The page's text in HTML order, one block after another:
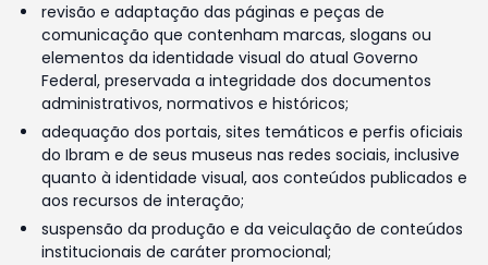
revisão e adaptação das páginas e peças de
comunicação que contenham marcas, slogans ou
elementos da identidade visual do atual Governo
Federal, preservada a integridade dos documentos
administrativos, normativos e históricos;
adequação dos portais, sites temáticos e perfis oficiais
do Ibram e de seus museus nas redes sociais, inclusive
quanto à identidade visual, aos conteúdos publicados e
aos recursos de interação;
suspensão da produção e da veiculação de conteúdos
institucionais de caráter promocional;